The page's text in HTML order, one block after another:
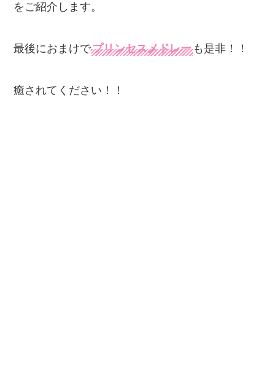
をご紹介します。
最後におまけでプリンセスメドレー も是非！！
癒されてください！！